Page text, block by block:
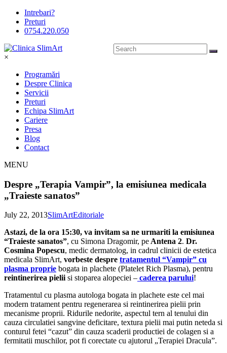
Intrebari?
Preturi
0754.220.050
×
Programări
Despre Clinica
Servicii
Preturi
Echipa SlimArt
Cariere
Presa
Blog
Contact
MENU
Despre „Terapia Vampir”, la emisiunea medicala
„Traieste sanatos”
July 22, 2013SlimArtEditoriale
Astazi, de la ora 15:30, va invitam sa ne urmariti la emisiunea
“Traieste sanatos”, cu Simona Dragomir, peAntena 2. Dr.
Cosmina Popescu, medic dermatolog, in cadrul clinicii de estetica
medicala SlimArt, vorbeste despre tratamentul “Vampir” cu
plasma proprie bogata in plachete (Platelet Rich Plasma), pentru
reintinerirea pieliisi stoparea alopeciei – caderea parului!
Tratamentul cu plasma autologa bogata in plachete este cel mai
modern tratament pentru regenerarea si reintinerirea pielii prin
mecanisme proprii. Ridurile nedorite, aspectul tern al tenului din
cauza circulatiei sangvine deficitare, textura pielii mai putin neteda si
conturul fetei “cazut” din cauza scaderii productiei de colagen si a
fermitatii muschilor, pot fi corectate cu ajutorul „Terapiei Dracula”.